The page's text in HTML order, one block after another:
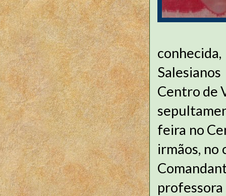
Centro de
feira no
irmãos, no